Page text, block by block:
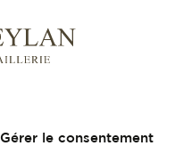
Gérer le consentement